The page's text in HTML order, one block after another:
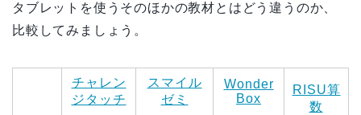
タブレットを使うそのほかの教材とはどう違うのか、
比較してみましょう。
チャレン
ジタッチ
スマイル
ゼミ
Wonder
Box
RISU算
数